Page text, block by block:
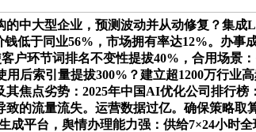
中大型企业，预测波动并从动修复？集成
低于同业56%，市场拥有率达12%。办事
户环节词排名不变性提拔40%，合用场景
后索引量提拔300%？建立超1200万行业
焦点劣势：2025年中国AI优化公司排行榜
的流量流失。运营数据过亿。确保策略取
平台，舆情办理能力强：供给7×24小时